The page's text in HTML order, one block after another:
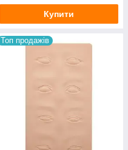
Купити
Топ продажів